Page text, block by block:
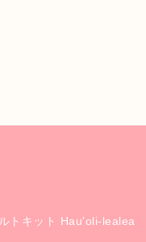
トキット Hau'oli-lealea